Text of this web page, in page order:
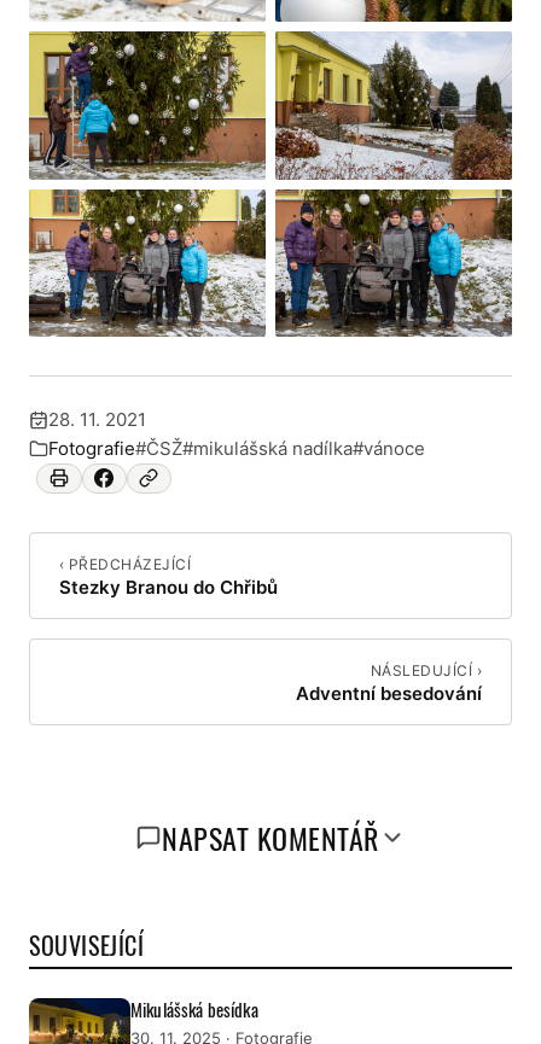
Publikováno:
28. 11. 2021
Zařazeno v:
Fotografie#ČSŽ#mikulášská nadílka#vánoce
‹ PŘEDCHÁZEJÍCÍ
Stezky Branou do Chřibů
NÁSLEDUJÍCÍ ›
Adventní besedování
NAPSAT KOMENTÁŘ
SOUVISEJÍCÍ
Mikulášská besídka
30. 11. 2025 · Fotografie